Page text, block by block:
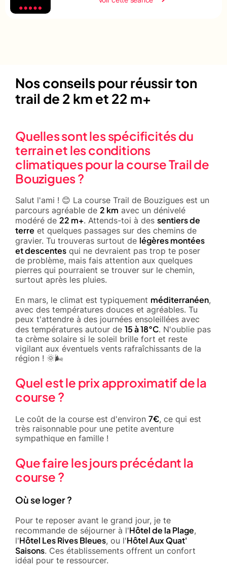
Nos conseils pour réussir ton
trail de 2 km et 22 m+
Quelles sont les spécificités du
terrain et les conditions
climatiques pour la course Trail de
Bouzigues ?
Salut l'ami ! 😊 La course Trail de Bouzigues est un
parcours agréable de 2 km avec un dénivelé
modéré de 22 m+. Attends-toi à des sentiers de
terre et quelques passages sur des chemins de
gravier. Tu trouveras surtout de légères montées
et descentes qui ne devraient pas trop te poser
de problème, mais fais attention aux quelques
pierres qui pourraient se trouver sur le chemin,
surtout après les pluies.
En mars, le climat est typiquement méditerranéen,
avec des températures douces et agréables. Tu
peux t'attendre à des journées ensoleillées avec
des températures autour de 15 à 18°C. N'oublie pas
ta crème solaire si le soleil brille fort et reste
vigilant aux éventuels vents rafraîchissants de la
région ! 🌞🌬️
Quel est le prix approximatif de la
course ?
Le coût de la course est d'environ 7€, ce qui est
très raisonnable pour une petite aventure
sympathique en famille !
Que faire les jours précédant la
course ?
Où se loger ?
Pour te reposer avant le grand jour, je te
recommande de séjourner à l'Hôtel de la Plage,
l'Hôtel Les Rives Bleues, ou l'Hôtel Aux Quat'
Saisons. Ces établissements offrent un confort
idéal pour te ressourcer.